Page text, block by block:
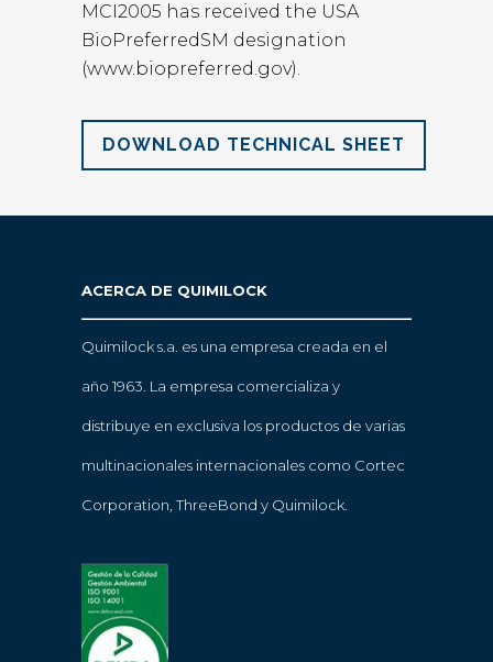
MCI2005 has received the USA
BioPreferredSM designation
(www.biopreferred.gov).
DOWNLOAD TECHNICAL SHEET
ACERCA DE QUIMILOCK
Quimilock s.a. es una empresa creada en el
año 1963. La empresa comercializa y
distribuye en exclusiva los productos de varias
multinacionales internacionales como Cortec
Corporation, ThreeBond y Quimilock.